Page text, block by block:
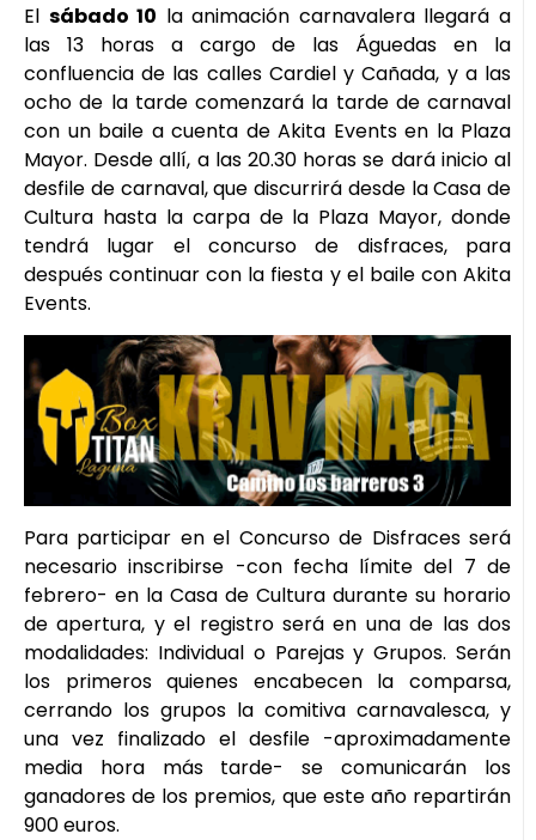
El sábado 10 la animación carnavalera llegará a
las 13 horas a cargo de las Águedas en la
confluencia de las calles Cardiel y Cañada, y a las
ocho de la tarde comenzará la tarde de carnaval
con un baile a cuenta de Akita Events en la Plaza
Mayor. Desde allí, a las 20.30 horas se dará inicio al
desfile de carnaval, que discurrirá desde la Casa de
Cultura hasta la carpa de la Plaza Mayor, donde
tendrá lugar el concurso de disfraces, para
después continuar con la fiesta y el baile con Akita
Events.
Para participar en el Concurso de Disfraces será
necesario inscribirse -con fecha límite del 7 de
febrero- en la Casa de Cultura durante su horario
de apertura, y el registro será en una de las dos
modalidades: Individual o Parejas y Grupos. Serán
los primeros quienes encabecen la comparsa,
cerrando los grupos la comitiva carnavalesca, y
una vez finalizado el desfile -aproximadamente
media hora más tarde- se comunicarán los
ganadores de los premios, que este año repartirán
900 euros.